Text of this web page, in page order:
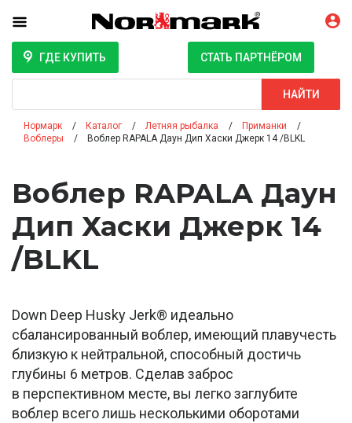
ГДЕ КУПИТЬ СТАТЬ ПАРТНЁРОМ
НАЙТИ
Нормарк Каталог Летняя рыбалка
Приманки
Воблеры
Воблер RAPALA Даун Дип Хаски Джерк 14 /BLKL
Воблер RAPALA Даун
Дип Хаски Джерк 14
/BLKL
Down Deep Husky Jerk® идеально
сбалансированный воблер, имеющий плавучесть
близкую к нейтральной, способный достичь
глубины 6 метров. Сделав заброс
в перспективном месте, вы легко заглубите
воблер всего лишь несколькими оборотами